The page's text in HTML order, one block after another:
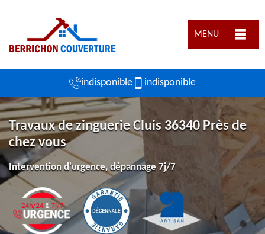
MENU
indisponible indisponible
Travaux de zinguerie Cluis 36340 Près de
chez vous
Intervention d'urgence, dépannage 7j/7